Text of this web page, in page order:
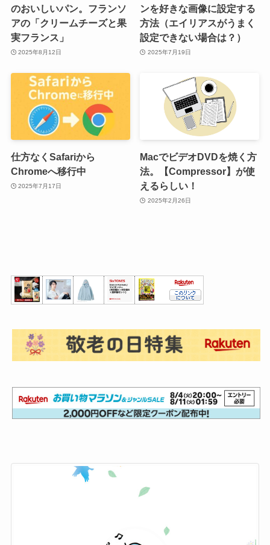
のおいしいパン。フランソ
アの「クリームチーズと果
実フランス」
2025年8月12日
ンを好きな画像に設定する
方法（エイリアスがうまく
設定できない場合は？）
2025年7月19日
仕方なくSafariから
Chromeへ移行中
2025年7月17日
MacでビデオDVDを焼く方
法。【Compressor】が使
えるらしい！
2025年2月26日